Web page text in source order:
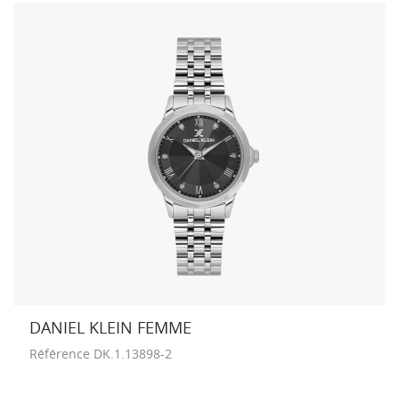
DANIEL KLEIN FEMME
Référence DK.1.13898-2